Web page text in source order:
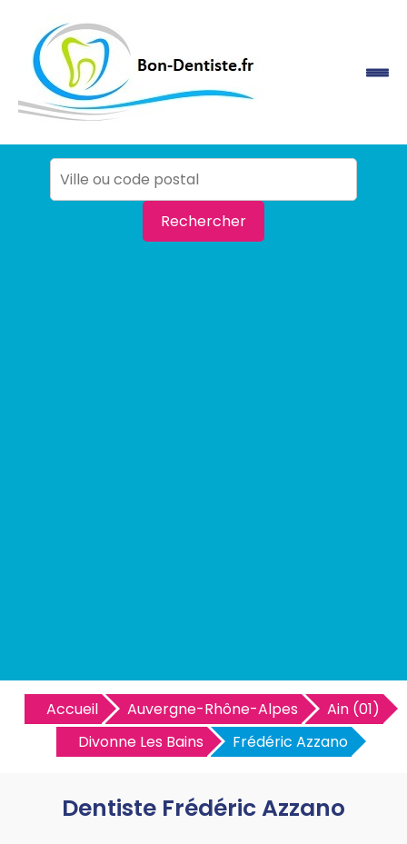
Rechercher
Accueil Auvergne-Rhône-Alpes
Ain (01)
Divonne Les Bains
Frédéric Azzano
Dentiste Frédéric Azzano